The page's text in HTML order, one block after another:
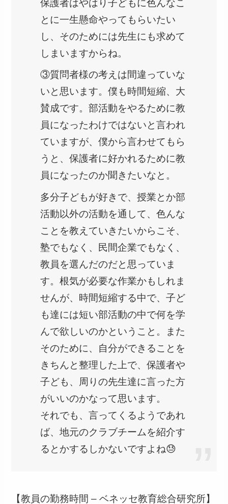
保護者はやはり子どもに色んなこ
とに一生懸命やってもらいたい
し、そのためには先生にも求めて
しまいますからね。
③質問者様の考えは間違っていな
いと思います。僕も時間短縮、大
賛成です。部活動をやるために教
員になったわけではないと言われ
ていますが、僕から言わせてもら
うと、保護者に好かれるために教
員になったのか聞きたいなと。
多分子どもが好きで、授業とか部
活動以外の活動を通して、色んな
ことを教えていきたいからこそ、
塾でもなく、民間企業でもなく、
教員を選んだのだと思っていま
す。根気が必要な作業かもしれま
せんが、時間短縮する中で、子ど
も達には短い部活動の中で何を学
んで欲しいのかということ。また
そのために、自分ができることを
きちんと整理した上で、保護者や
子ども、周りの先生達に言った方
がいいのかなって思います。
それでも、言ってくるようであれ
ば、地元のクラブチームを紹介す
るとかするしかないですよね😓
【教員の勤務時間 – ベネッセ教育総合研究所】